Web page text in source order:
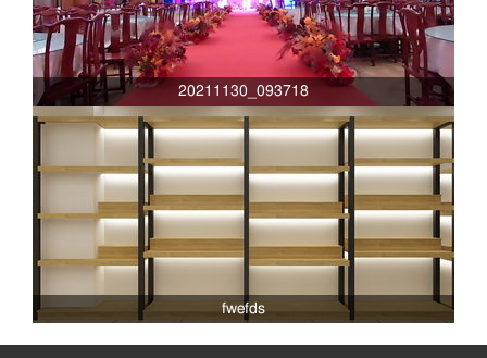
20211130_093718
fwefds